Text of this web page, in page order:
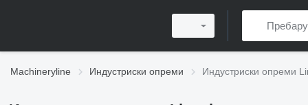
Machineryline Индустриски опреми Индустриски опреми